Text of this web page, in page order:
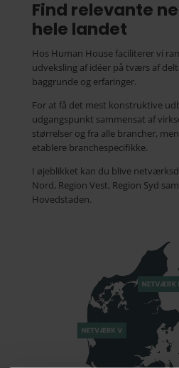
Find relevante
hele landet
Hos Human House faciliterer vi
udveksling af idéer på tværs af
baggrunde og erfaringer.
For at få det mest konstruktive
udgangspunkt sammensat af
størrelser og fra alle brancher,
etablere branchespecifikke.
I øjeblikket kan du blive
Nord, Region Vest, Region Syd
Hovedstaden.